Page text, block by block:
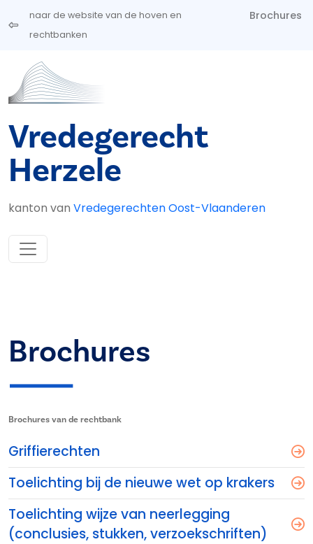
Overslaan en naar de inhoud gaan
naar de website van de hoven en
rechtbanken
Brochures
Vredegerecht
Herzele
kanton van Vredegerechten Oost-Vlaanderen
Brochures
Brochures van de rechtbank
Griffierechten
Toelichting bij de nieuwe wet op krakers
Toelichting wijze van neerlegging
(conclusies, stukken, verzoekschriften)